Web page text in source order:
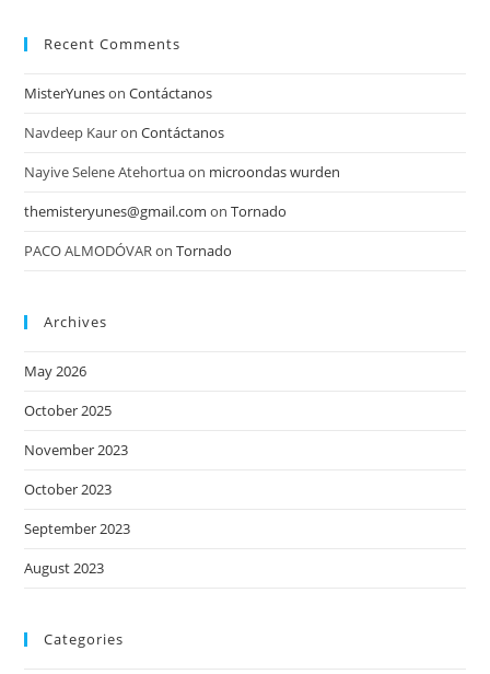
Recent Comments
MisterYunesonContáctanos
Navdeep KauronContáctanos
Nayive Selene Atehortuaon microondas wurden
themisteryunes@gmail.com onTornado
PACO ALMODÓVARonTornado
Archives
May 2026
October 2025
November 2023
October 2023
September 2023
August 2023
Categories